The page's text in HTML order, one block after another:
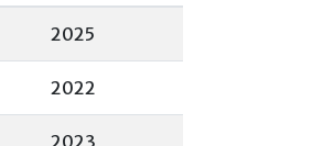
2025
2022
2023